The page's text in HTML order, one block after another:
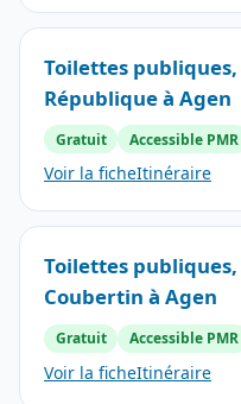
Toilettes
République à Agen
Gratuit Accessible PMR
Voir la ficheItinéraire
Toilettes
Coubertin à Agen
Gratuit Accessible PMR
Voir la ficheItinéraire